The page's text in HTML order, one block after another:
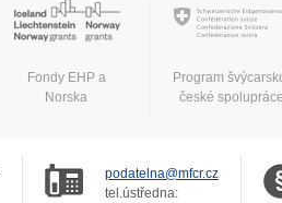
Fondy EHP a
Norska
Program
české
podatelna@mfcr.cz
tel.ústředna: